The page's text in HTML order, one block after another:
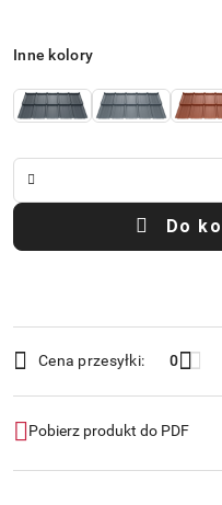
Wariant
Inne kolory
Do
i
dostawa
Cena przesyłki: 0
Pobierz produkt do PDF